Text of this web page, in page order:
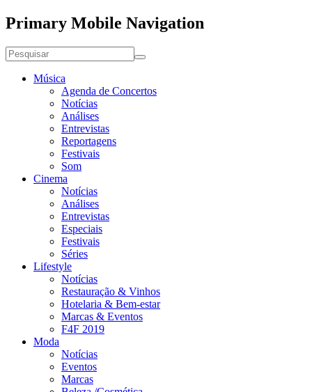
Primary Mobile Navigation
Música
Agenda de Concertos
Notícias
Análises
Entrevistas
Reportagens
Festivais
Som
Cinema
Notícias
Análises
Entrevistas
Especiais
Festivais
Séries
Lifestyle
Notícias
Restauração & Vinhos
Hotelaria & Bem-estar
Marcas & Eventos
F4F 2019
Moda
Notícias
Eventos
Marcas